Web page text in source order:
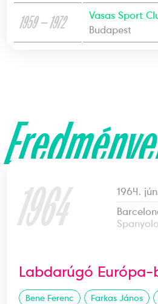
1959 — 1972
Vasas Sport
Budapest
1964
1964.
Labdarúgó
Bene Ferenc Farkas János